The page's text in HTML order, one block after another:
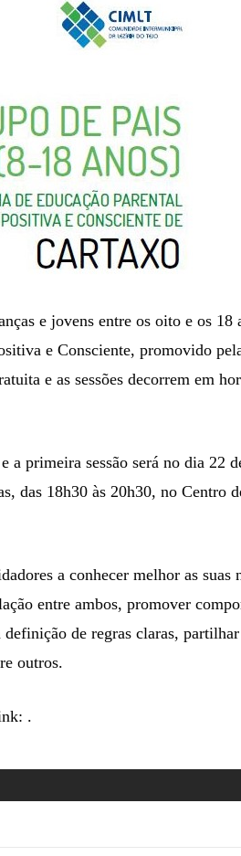
e jovens entre os oito e os 18
e Consciente, promovido
e as sessões decorrem em
primeira sessão será no dia 22
das 18h30 às 20h30, no Centro
a conhecer melhor as suas
entre ambos, promover
de regras claras, partilhar
outros.
.